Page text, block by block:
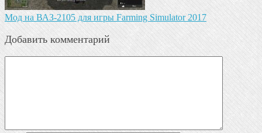
Мод на ВАЗ-2105 для игры Farming Simulator 2017
Добавить комментарий